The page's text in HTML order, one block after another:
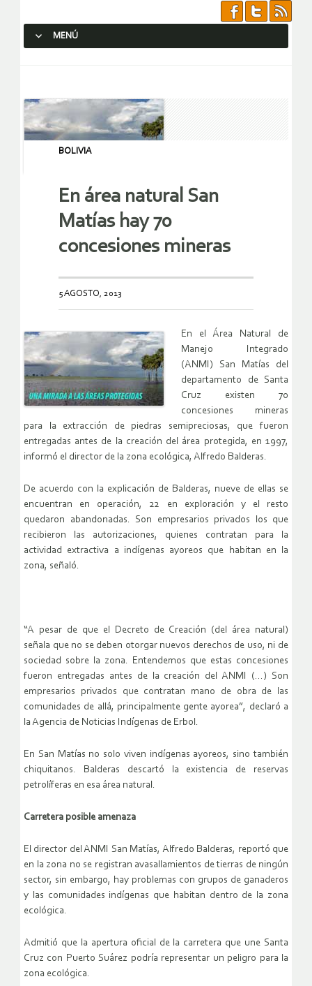
MENÚ
BOLIVIA
En área natural San
Matías hay 70
concesiones mineras
5 AGOSTO, 2013
En el Área Natural de
Manejo Integrado
(ANMI) San Matías del
departamento de Santa
Cruz existen 70
concesiones mineras
para la extracción de piedras semipreciosas, que fueron
entregadas antes de la creación del área protegida, en 1997,
informó el director de la zona ecológica, Alfredo Balderas.
De acuerdo con la explicación de Balderas, nueve de ellas se
encuentran en operación, 22 en exploración y el resto
quedaron abandonadas. Son empresarios privados los que
recibieron las autorizaciones, quienes contratan para la
actividad extractiva a indígenas ayoreos que habitan en la
zona, señaló.
“A pesar de que el Decreto de Creación (del área natural)
señala que no se deben otorgar nuevos derechos de uso, ni de
sociedad sobre la zona. Entendemos que estas concesiones
fueron entregadas antes de la creación del ANMI (…) Son
empresarios privados que contratan mano de obra de las
comunidades de allá, principalmente gente ayorea”, declaró a
la Agencia de Noticias Indígenas de Erbol.
En San Matías no solo viven indígenas ayoreos, sino también
chiquitanos. Balderas descartó la existencia de reservas
petrolíferas en esa área natural.
Carretera posible amenaza
El director del ANMI San Matías, Alfredo Balderas, reportó que
en la zona no se registran avasallamientos de tierras de ningún
sector, sin embargo, hay problemas con grupos de ganaderos
y las comunidades indígenas que habitan dentro de la zona
ecológica.
Admitió que la apertura oficial de la carretera que une Santa
Cruz con Puerto Suárez podría representar un peligro para la
zona ecológica.